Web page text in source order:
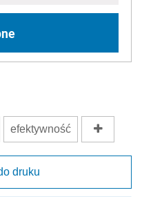
efektywność
druku